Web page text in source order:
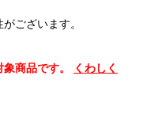
ございます。
商品です。
くわしく